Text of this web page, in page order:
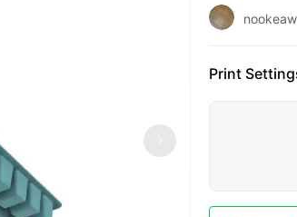
nookeaw
Print